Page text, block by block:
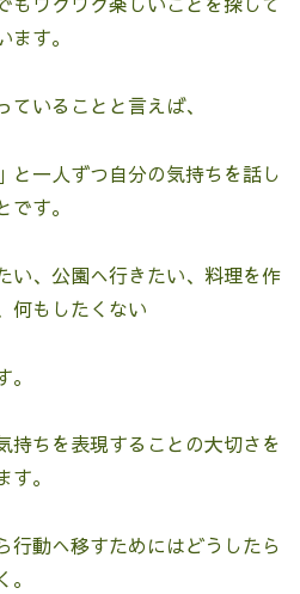
す。
いることと言えば、
と一人ずつ自分の気持ちを話し
す。
い、公園へ行きたい、料理を作
何もしたくない
持ちを表現することの大切さを
。
行動へ移すためにはどうしたら